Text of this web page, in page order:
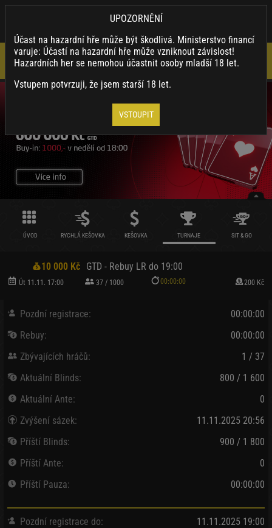
UPOZORNĚNÍ
Účast na hazardní hře může být škodlivá. Ministerstvo financí
varuje: Účastí na hazardní hře může vzniknout závislost!
Hazardních her se nemohou účastnit osoby mladší 18 let.
Vstupem potvrzuji, že jsem starší 18 let.
VSTOUPIT
ÚVOD RYCHLÁ KEŠOVKA KEŠOVKA TURNAJE SIT & GO
10 000 Kč GTD - Rebuy LR do 19:00
Út 11.11. 17:00 37 / 1000 00:00:00 200 Kč
Pozdní registrace:
00:00:00
Rebuy:
00:00:00
Zbývajících hráčů:
1 / 37
Aktuální Blinds:
800 / 1 600
Aktuální Ante:
0
Zvýšení sázek:
11.11.2025 20:56
Příští Blinds:
900 / 1 800
Příští Ante:
0
Příští Pauza:
00:00:00
Pozdní registrace do:
11.11.2025 19:00